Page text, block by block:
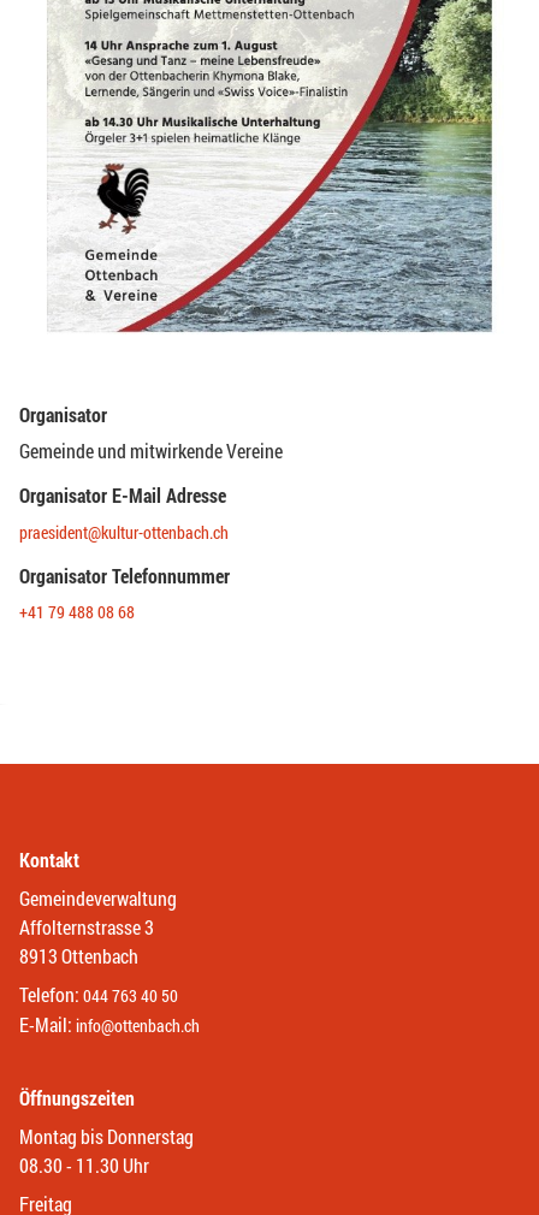
Organisator
Gemeinde und mitwirkende Vereine
Organisator E-Mail Adresse
praesident@kultur-ottenbach.ch
Organisator Telefonnummer
+41 79 488 08 68
Kontakt
Gemeindeverwaltung
Affolternstrasse 3
8913 Ottenbach
Telefon: 044 763 40 50
E-Mail: info@ottenbach.ch
Öffnungszeiten
Montag bis Donnerstag
08.30 - 11.30 Uhr
Freitag